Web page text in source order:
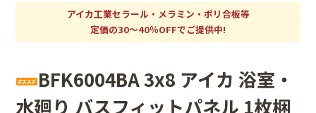
アイカ工業セラール・メラミン・ポリ合板等
定価の30～40％OFFでご提供中!
BFK6004BA 3x8 アイカ 浴室・
水廻り バスフィットパネル 1枚梱